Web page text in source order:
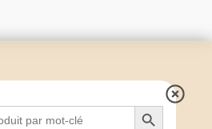
Search Button